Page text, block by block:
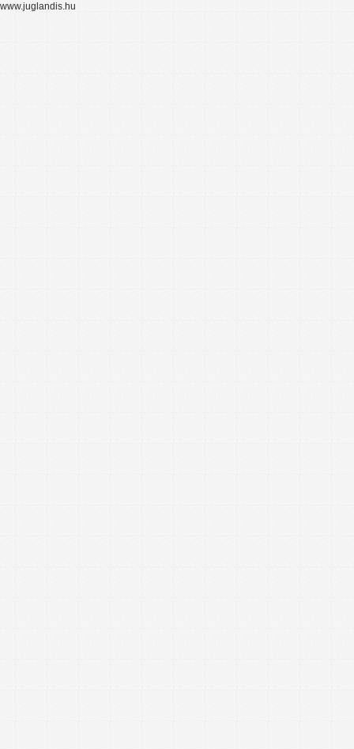
www.juglandis.hu